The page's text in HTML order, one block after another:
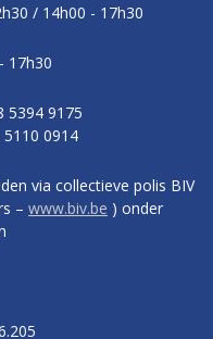
/ 14h00 - 17h30
- 17h30
5394 9175
5110 0914
via collectieve polis BIV
– www.biv.be ) onder